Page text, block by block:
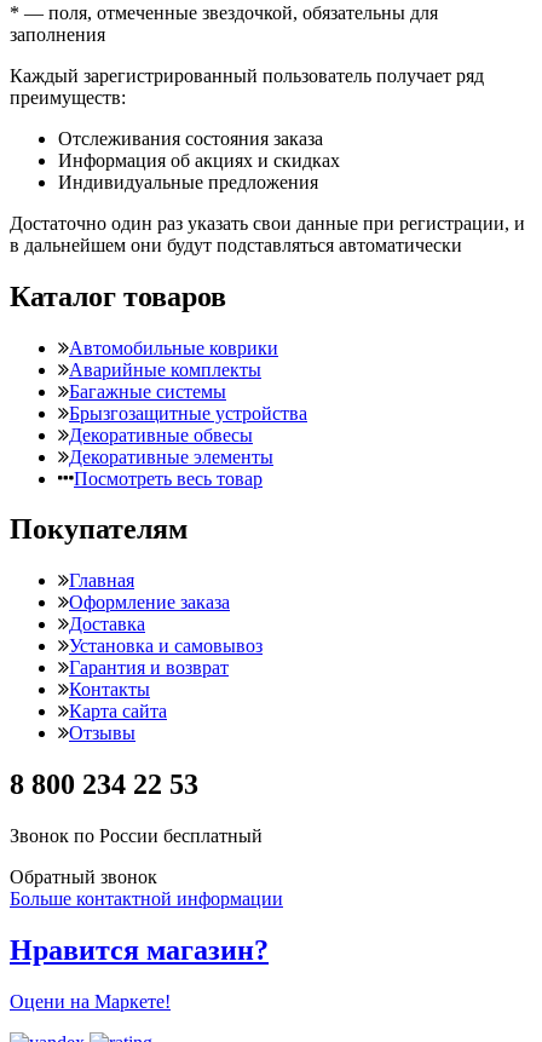
* — поля, отмеченные звездочкой, обязательны для
заполнения
Каждый зарегистрированный пользователь получает ряд
преимуществ:
Отслеживания состояния заказа
Информация об акциях и скидках
Индивидуальные предложения
Достаточно один раз указать свои данные при регистрации, и
в дальнейшем они будут подставляться автоматически
Каталог товаров
Автомобильные коврики
Аварийные комплекты
Багажные системы
Брызгозащитные устройства
Декоративные обвесы
Декоративные элементы
Посмотреть весь товар
Покупателям
Главная
Оформление заказа
Доставка
Установка и самовывоз
Гарантия и возврат
Контакты
Карта сайта
Отзывы
8 800 234 22 53
Звонок по России бесплатный
Обратный звонок
Больше контактной информации
Нравится магазин?
Оцени на Маркете!